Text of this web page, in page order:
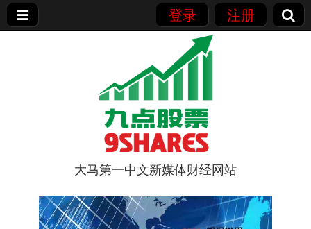
登录 注册
9点股票
大马第一中文新媒体财经网站